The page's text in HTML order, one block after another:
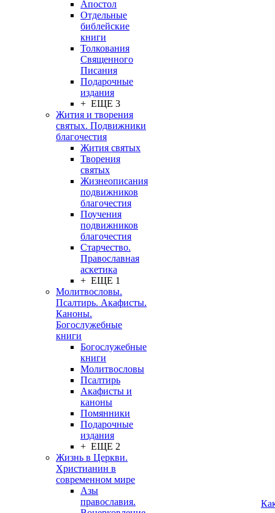
Апостол
Отдельные
библейские
книги
Толкования
Священного
Писания
Подарочные
издания
+ ЕЩЕ 3
Жития и творения
святых. Подвижники
благочестия
Жития святых
Творения
святых
Жизнеописания
подвижников
благочестия
Поучения
подвижников
благочестия
Старчество.
Православная
аскетика
+ ЕЩЕ 1
Молитвословы.
Псалтирь. Акафисты.
Каноны.
Богослужебные
книги
Богослужебные
книги
Молитвословы
Псалтирь
Акафисты и
каноны
Помянники
Подарочные
издания
+ ЕЩЕ 2
Жизнь в Церкви.
Христианин в
современном мире
Азы
православия.